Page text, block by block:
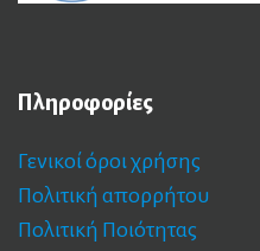
Πληροφορίες
Γενικοί όροι χρήσης
Πολιτική απορρήτου
Πολιτική Ποιότητας